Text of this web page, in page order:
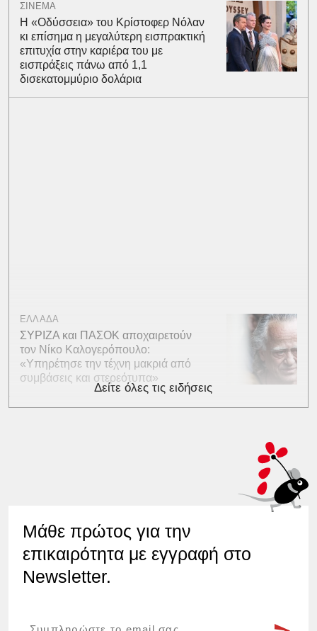
ΣΙΝΕΜΑ
Η «Οδύσσεια» του Κρίστοφερ Νόλαν
κι επίσημα η μεγαλύτερη εισπρακτική
επιτυχία στην καριέρα του με
εισπράξεις πάνω από 1,1
δισεκατομμύριο δολάρια
ΕΛΛΑΔΑ
ΣΥΡΙΖΑ και ΠΑΣΟΚ αποχαιρετούν
τον Νίκο Καλογερόπουλο:
«Υπηρέτησε την τέχνη μακριά από
συμβάσεις και στερεότυπα»
Δείτε όλες τις ειδήσεις
Μάθε πρώτος για την
επικαιρότητα με εγγραφή στο
Newsletter.